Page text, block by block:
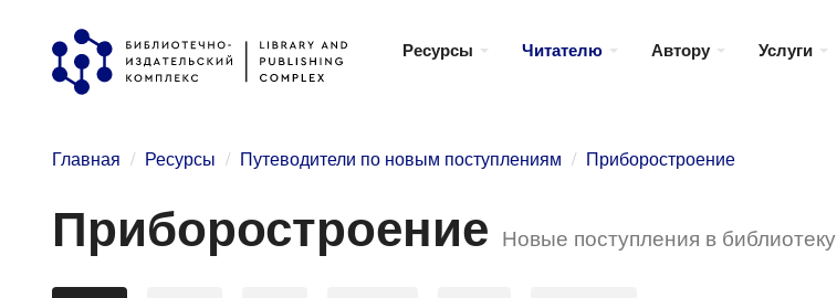
Перейти
основному
Ресурсы Читателю Автору Услуги
Главная Ресурсы Путеводители по новым поступлениям Приборостроение
Приборостроение Новые поступления в библиотеку